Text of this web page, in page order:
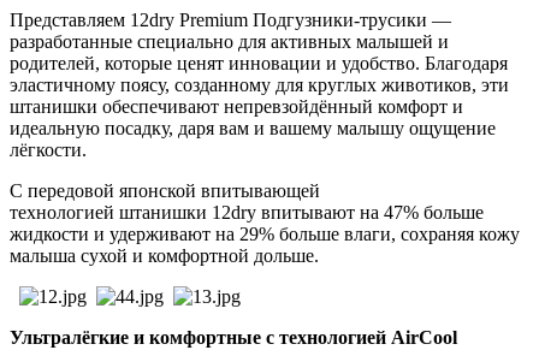
Представляем 12dry Premium Подгузники-трусики —
разработанные специально для активных малышей и
родителей, которые ценят инновации и удобство. Благодаря
эластичному поясу, созданному для круглых животиков, эти
штанишки обеспечивают непревзойдённый комфорт и
идеальную посадку, даря вам и вашему малышу ощущение
лёгкости.
С передовой японской впитывающей
технологией штанишки 12dry впитывают на 47% больше
жидкости и удерживают на 29% больше влаги, сохраняя кожу
малыша сухой и комфортной дольше.
Ультралёгкие и комфортные с технологией AirCool